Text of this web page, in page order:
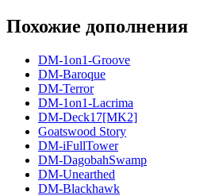
Похожие дополнения
DM-1on1-Groove
DM-Baroque
DM-Terror
DM-1on1-Lacrima
DM-Deck17[MK2]
Goatswood Story
DM-iFullTower
DM-DagobahSwamp
DM-Unearthed
DM-Blackhawk